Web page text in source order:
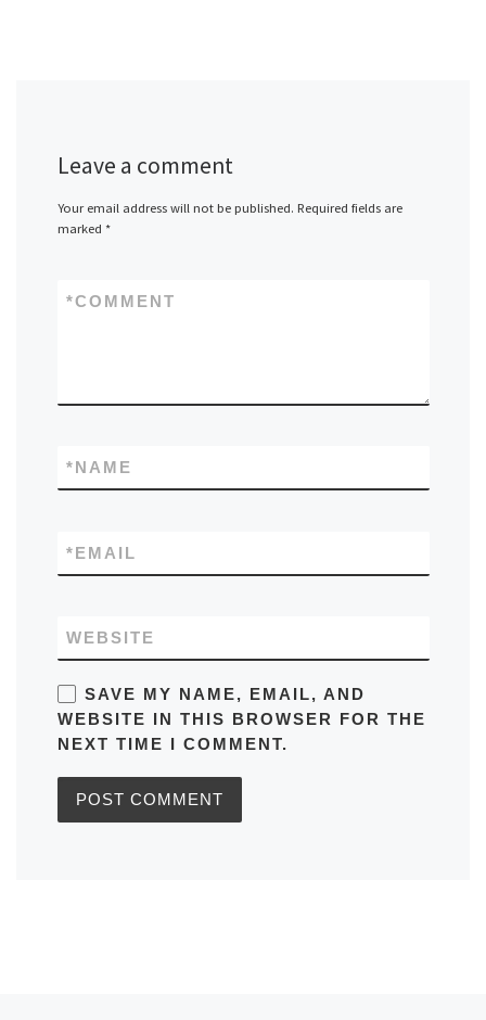
Leave a comment
Your email address will not be published. Required fields are
marked *
COMMENT
*
NAME
*
EMAIL
*
WEBSITE
SAVE MY NAME, EMAIL, AND
WEBSITE IN THIS BROWSER FOR THE
NEXT TIME I COMMENT.